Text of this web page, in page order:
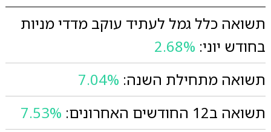
תשואה כלל גמל לעתיד עוקב מדדי מניות
בחודש יוני: 2.68%
תשואה מתחילת השנה: 7.04%
תשואה ב12 החודשים האחרונים:
7.53%